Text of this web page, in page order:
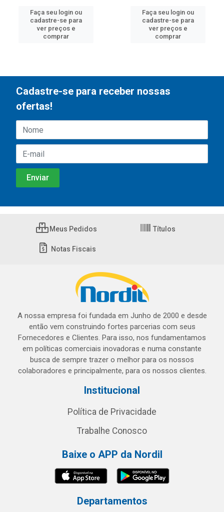
Faça seu login ou
cadastre-se para
ver preços e
comprar
Faça seu login ou
cadastre-se para
ver preços e
comprar
Cadastre-se para receber nossas
ofertas!
Meus Pedidos Títulos
Notas Fiscais
A nossa empresa foi fundada em Junho de 2000 e desde
então vem construindo fortes parcerias com seus
Fornecedores e Clientes. Para isso, nos fundamentamos
em políticas comerciais inovadoras e numa constante
busca de sempre trazer o melhor para os nossos
colaboradores e principalmente, para os nossos clientes.
Institucional
Política de Privacidade
Trabalhe Conosco
Baixe o APP da Nordil
Departamentos